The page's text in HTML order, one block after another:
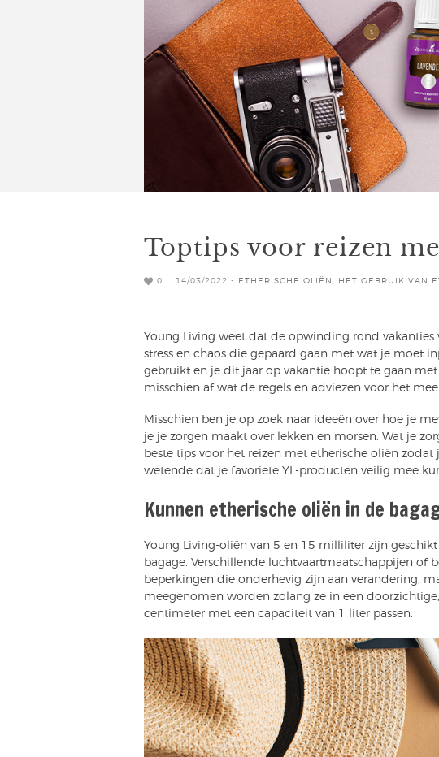
Toptips voor reizen
0 14/03/2022 - ETHERISCHE OLIËN HET GEBRUIK VAN
Young Living weet dat de opwinding rond
stress en chaos die gepaard gaan met wat je moet
gebruikt en je dit jaar op vakantie hoopt te gaan
misschien af wat de regels en adviezen voor het
Misschien ben je op zoek naar ideeën over hoe je
je je zorgen maakt over lekken en morsen. Wat je
beste tips voor het reizen met etherische oliën
wetende dat je favoriete YL-producten veilig mee
Kunnen etherische oliën in de
Young Living-oliën van 5 en 15 milliliter zijn
bagage. Verschillende luchtvaartmaatschappijen
beperkingen die onderhevig zijn aan verandering,
meegenomen worden zolang ze in een
centimeter met een capaciteit van 1 liter passen.